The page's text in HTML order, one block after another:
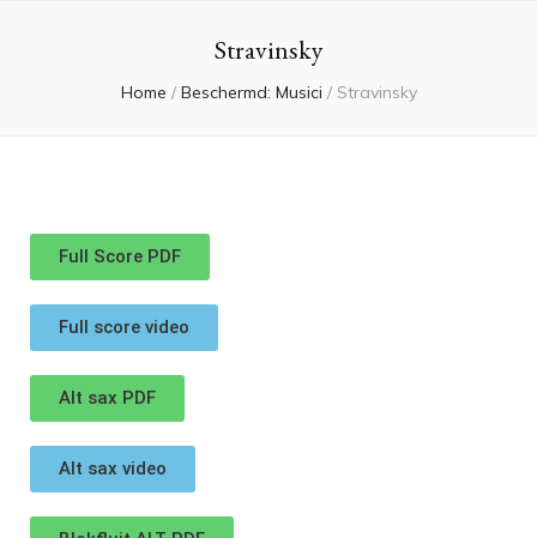
Stravinsky
Home / Beschermd: Musici / Stravinsky
Full Score PDF
Full score video
Alt sax PDF
Alt sax video